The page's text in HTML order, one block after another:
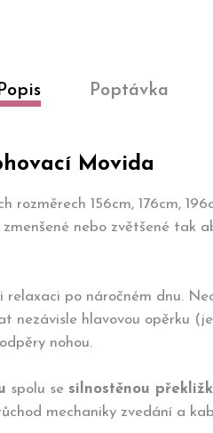
Poptávka
Movida
156cm, 176cm,
nebo zvětšené tak
po náročném dnu.
nezávisle hlavovou opěrku
nohou.
spolu se silnostěnou
mechaniky zvedání a